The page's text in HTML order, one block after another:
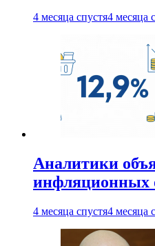
4 месяца спустя4 месяца
Аналитики
инфляционных
4 месяца спустя4 месяца